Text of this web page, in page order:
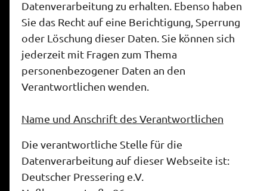
Datenverarbeitung zu erhalten. Ebenso haben
Sie das Recht auf eine Berichtigung, Sperrung
oder Löschung dieser Daten. Sie können sich
jederzeit mit Fragen zum Thema
personenbezogener Daten an den
Verantwortlichen wenden.
Name und Anschrift des Verantwortlichen
Die verantwortliche Stelle für die
Datenverarbeitung auf dieser Webseite ist:
Deutscher Pressering e.V.